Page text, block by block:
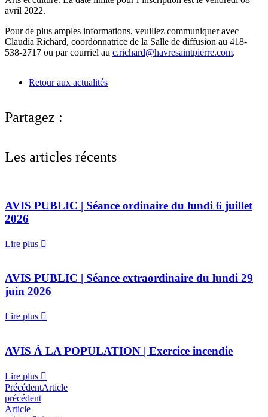
avril 2022.
Pour de plus amples informations, veuillez communiquer avec
Claudia Richard, coordonnatrice de la Salle de diffusion au 418-
538-2717 ou par courriel au c.richard@havresaintpierre.com.
Retour aux actualités
Partagez :
Les articles récents
AVIS PUBLIC | Séance ordinaire du lundi 6 juillet
2026
Lire plus
AVIS PUBLIC | Séance extraordinaire du lundi 29
juin 2026
Lire plus
AVIS À LA POPULATION | Exercice incendie
Lire plus
PrécédentArticle
précédent
Article